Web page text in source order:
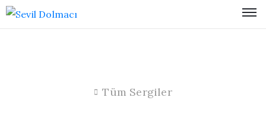
Tüm Sergiler